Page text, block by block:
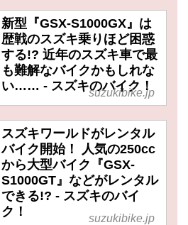
新型『GSX-S1000GX』は
歴戦のスズキ乗りほど困惑
する!? 近年のスズキ車で最
も難解なバイクかもしれな
い…… - スズキのバイク！
suzukibike.jp
スズキワールドがレンタル
バイク開始！ 人気の250cc
から大型バイク『GSX-
S1000GT』などがレンタル
できる!? - スズキのバイ
ク！
suzukibike.jp